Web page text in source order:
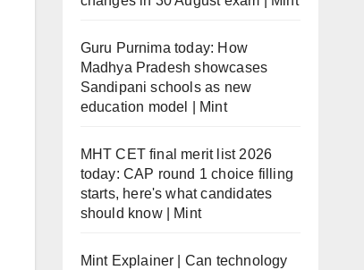
Guru Purnima today: How
Madhya Pradesh showcases
Sandipani schools as new
education model | Mint
MHT CET final merit list 2026
today: CAP round 1 choice filling
starts, here's what candidates
should know | Mint
Mint Explainer | Can technology